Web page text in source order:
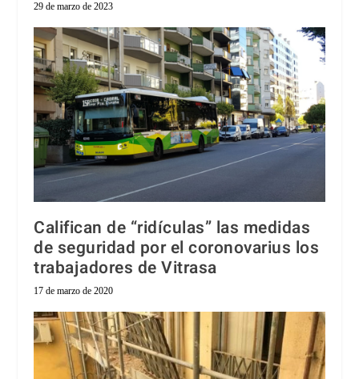
29 de marzo de 2023
Califican de “ridículas” las medidas
de seguridad por el coronovarius los
trabajadores de Vitrasa
17 de marzo de 2020